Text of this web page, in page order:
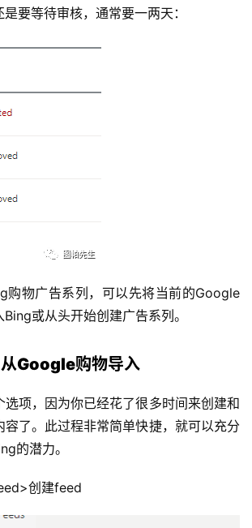
要等待审核，通常要一两天：
购物广告系列，可以先将当前的Google
或从头开始创建广告系列。
从Google购物导入
选项，因为你已经花了很多时间来创建和
容了。此过程非常简单快捷，就可以充分
的潜力。
创建feed